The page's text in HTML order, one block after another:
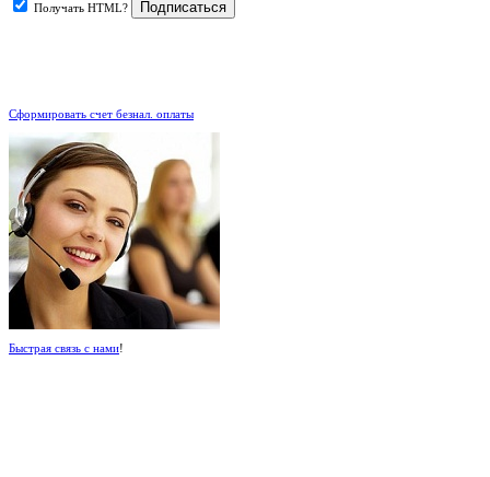
Получать HTML?
Сформировать счет безнал. оплаты
Быстрая связь с нами!